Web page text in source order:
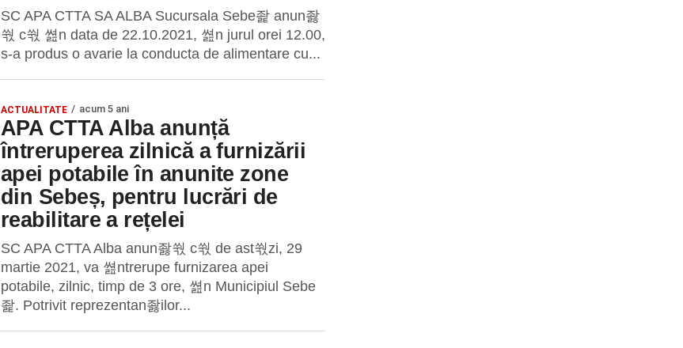
SC APA CTTA SA ALBA Sucursala Sebe좙 anun좛
쒃 c쒃 쎮n data de 22.10.2021, 쎮n jurul orei 12.00,
s-a produs o avarie la conducta de alimentare cu...
ACTUALITATE acum 5 ani
APA CTTA Alba anunță
întreruperea zilnică a furnizării
apei potabile în anunite zone
din Sebeș, pentru lucrări de
reabilitare a rețelei
SC APA CTTA Alba anun좛쒃 c쒃 de ast쒃zi, 29
martie 2021, va 쎮ntrerupe furnizarea apei
potabile, zilnic, timp de 3 ore, 쎮n Municipiul Sebe
좙. Potrivit reprezentan좛ilor...